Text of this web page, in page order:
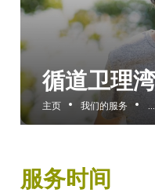
循道卫理
主页 我们的服务
服务时间